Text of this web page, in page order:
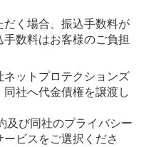
く場合、振込手数料が
数料はお客様のご負担
ットプロテクションズ
社へ代金債権を譲渡し
及び同社のプライバシー
ビスをご選択くださ